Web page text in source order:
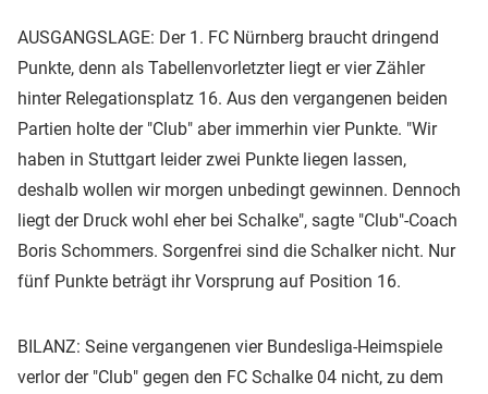
AUSGANGSLAGE: Der 1. FC Nürnberg braucht dringend
Punkte, denn als Tabellenvorletzter liegt er vier Zähler
hinter Relegationsplatz 16. Aus den vergangenen beiden
Partien holte der "Club" aber immerhin vier Punkte. "Wir
haben in Stuttgart leider zwei Punkte liegen lassen,
deshalb wollen wir morgen unbedingt gewinnen. Dennoch
liegt der Druck wohl eher bei Schalke", sagte "Club"-Coach
Boris Schommers. Sorgenfrei sind die Schalker nicht. Nur
fünf Punkte beträgt ihr Vorsprung auf Position 16.
BILANZ: Seine vergangenen vier Bundesliga-Heimspiele
verlor der "Club" gegen den FC Schalke 04 nicht, zu dem